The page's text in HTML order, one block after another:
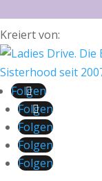
Kreiert von:
Folgen
Folgen
Folgen
Folgen
Folgen